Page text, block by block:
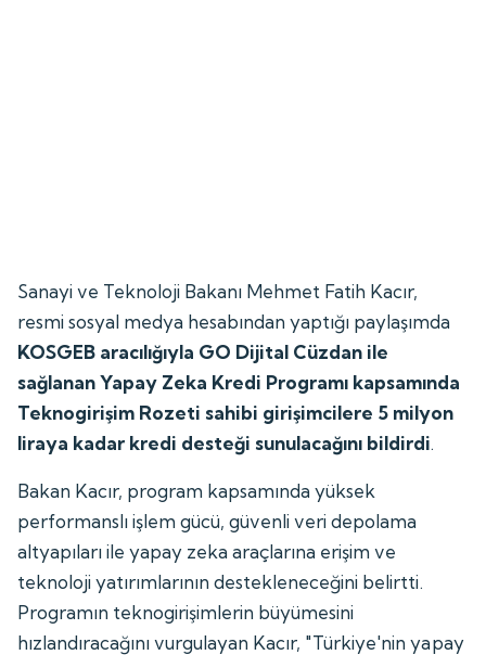
Sanayi ve Teknoloji Bakanı Mehmet Fatih Kacır,
resmi sosyal medya hesabından yaptığı paylaşımda
KOSGEB aracılığıyla GO Dijital Cüzdan ile
sağlanan Yapay Zeka Kredi Programı kapsamında
Teknogirişim Rozeti sahibi girişimcilere 5 milyon
liraya kadar kredi desteği sunulacağını bildirdi.
Bakan Kacır, program kapsamında yüksek
performanslı işlem gücü, güvenli veri depolama
altyapıları ile yapay zeka araçlarına erişim ve
teknoloji yatırımlarının destekleneceğini belirtti.
Programın teknogirişimlerin büyümesini
hızlandıracağını vurgulayan Kacır, "Türkiye'nin yapay